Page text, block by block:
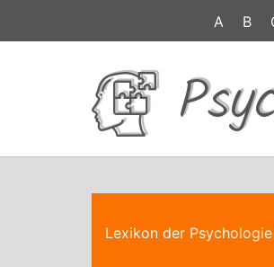
A B
Lexikon der Psychologie